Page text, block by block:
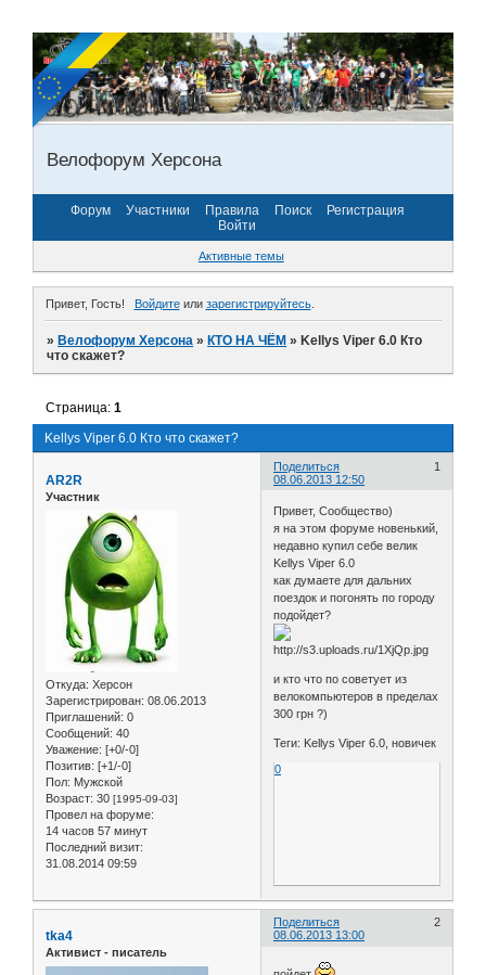
Велофорум Херсона
Форум Участники Правила Поиск
Регистрация
Войти
Активные темы
Привет, Гость! Войдитеили зарегистрируйтесь.
»Велофорум Херсона »КТО НА ЧЁМ »Kellys Viper 6.0 Кто
что скажет?
Kellys Viper 6.0 Кто что скажет?
Страница:1
Поделиться
1
08.06.2013 12:50
AR2R
Участник
Откуда: Херсон
Зарегистрирован: 08.06.2013
Приглашений: 0
Сообщений: 40
Уважение: [+0/-0]
Позитив: [+1/-0]
Пол: Мужской
Возраст: 30 [1995-09-03]
Провел на форуме:
14 часов 57 минут
Последний визит:
31.08.2014 09:59
Привет, Сообщество)
я на этом форуме новенький,
недавно купил себе велик
Kellys Viper 6.0
как думаете для дальних
поездок и погонять по городу
подойдет?
и кто что по советует из
велокомпьютеров в пределах
300 грн ?)
Теги: Kellys Viper 6.0, новичек
0
Поделиться
2
08.06.2013 13:00
tka4
Активист - писатель